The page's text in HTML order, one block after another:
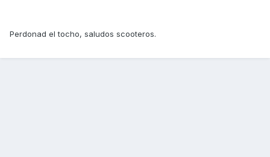
Perdonad el tocho, saludos scooteros.